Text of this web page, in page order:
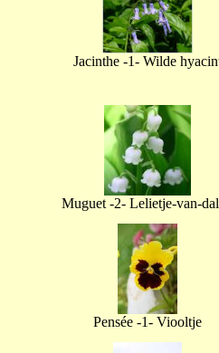
Jacinthe -1- Wilde
Muguet -2- Lelietje-van-
Pensée -1- Viooltje